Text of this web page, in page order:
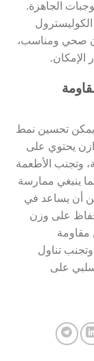
الجاهزة.
صحي ومناسب،
الإمكان.
يمكن تحسين نمط
يحتوي على
وتجنب الأطعمة
ينبغي ممارسة
أن يساعد في
على وزن
تناول
على